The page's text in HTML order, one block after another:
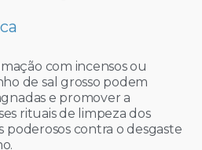
com incensos ou
de sal grosso podem
e promover a
rituais de limpeza dos
poderosos contra o desgaste